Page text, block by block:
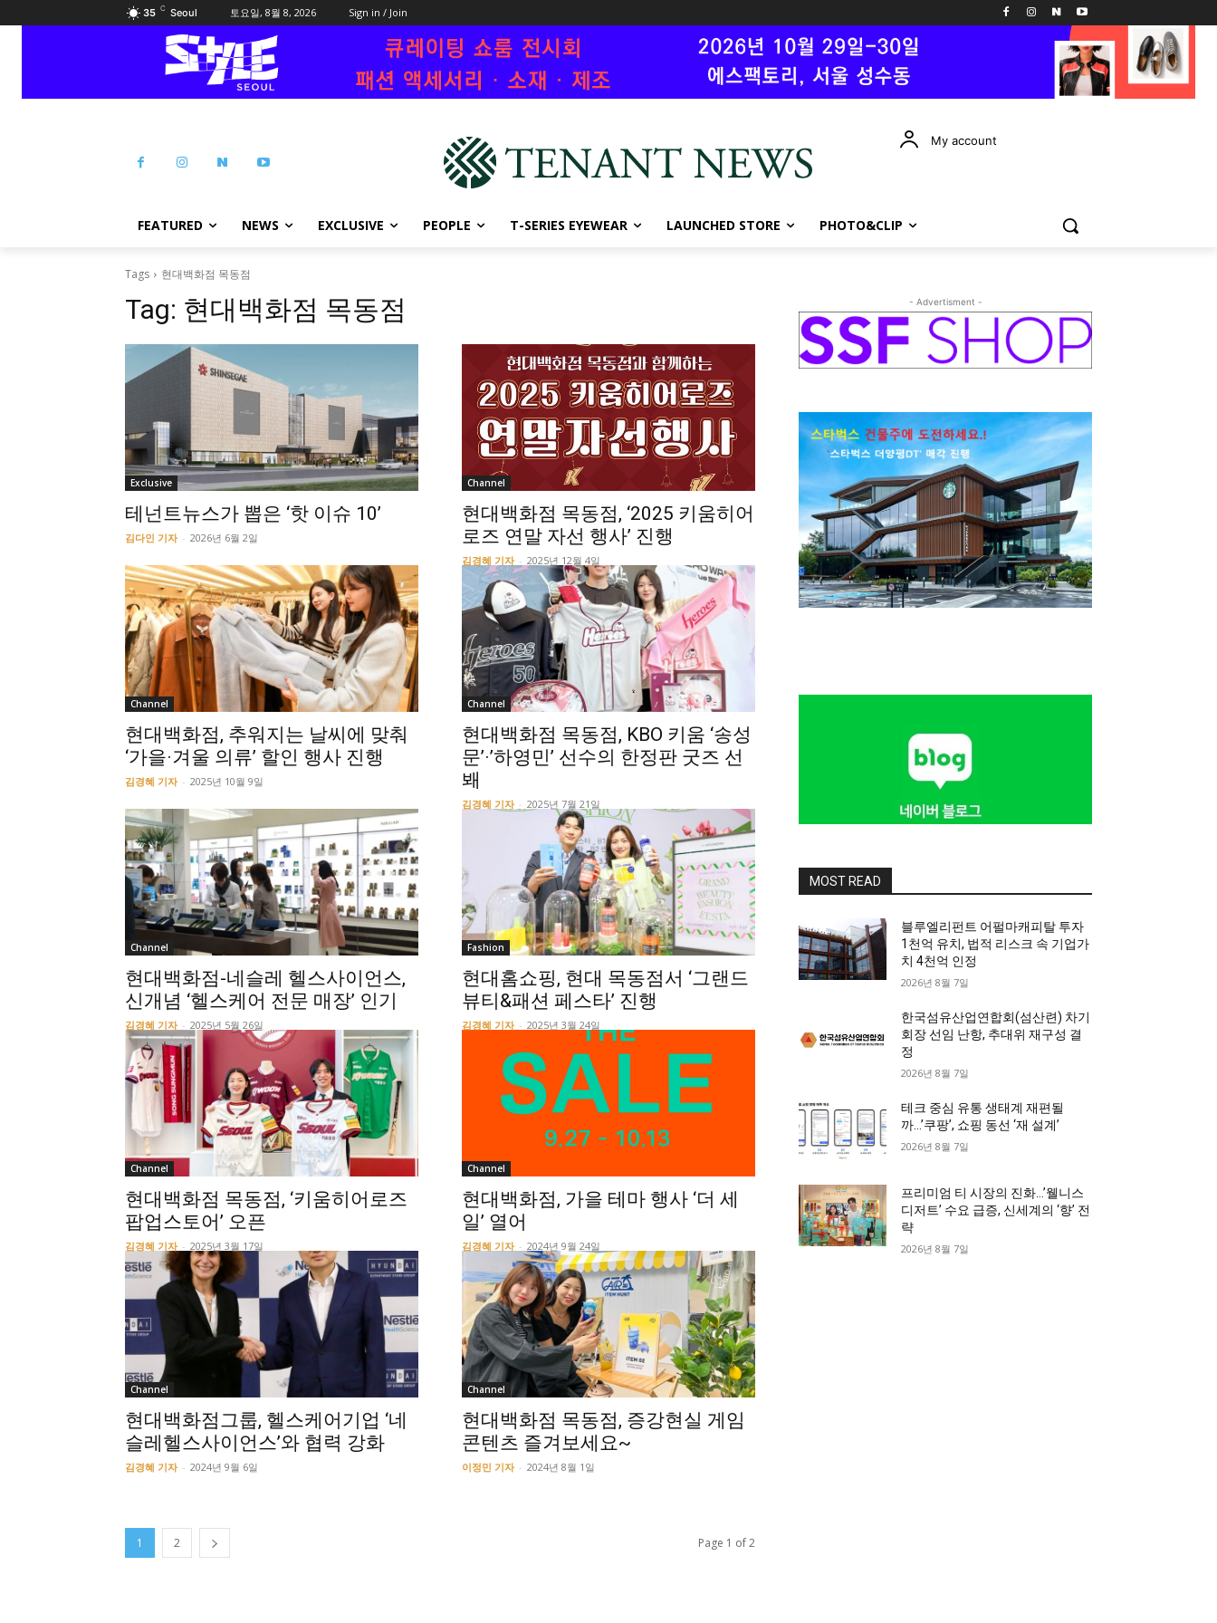
35 C Seoul 토요일, 8월 8, 2026 Sign in / Join
My account
FEATURED NEWS EXCLUSIVE PEOPLE T-SERIES EYEWEAR LAUNCHED STORE PHOTO&CLIP
Tags 현대백화점 목동점
Tag: 현대백화점 목동점
Exclusive
테넌트뉴스가 뽑은 ‘핫 이슈 10’
김다인 기자 - 2026년 6월 2일
Channel
현대백화점 목동점, ‘2025 키움히어
로즈 연말 자선 행사’ 진행
김경혜 기자 - 2025년 12월 4일
Channel
현대백화점, 추워지는 날씨에 맞춰
‘가을·겨울 의류’ 할인 행사 진행
김경혜 기자 - 2025년 10월 9일
Channel
현대백화점 목동점, KBO 키움 ‘송성
문’·’하영민’ 선수의 한정판 굿즈 선
봬
김경혜 기자 - 2025년 7월 21일
Channel
현대백화점-네슬레 헬스사이언스,
신개념 ‘헬스케어 전문 매장’ 인기
김경혜 기자 - 2025년 5월 26일
Fashion
현대홈쇼핑, 현대 목동점서 ‘그랜드
뷰티&패션 페스타’ 진행
김경혜 기자 - 2025년 3월 24일
Channel
현대백화점 목동점, ‘키움히어로즈
팝업스토어’ 오픈
김경혜 기자 - 2025년 3월 17일
Channel
현대백화점, 가을 테마 행사 ‘더 세
일’ 열어
김경혜 기자 - 2024년 9월 24일
Channel
현대백화점그룹, 헬스케어기업 ‘네
슬레헬스사이언스’와 협력 강화
김경혜 기자 - 2024년 9월 6일
Channel
현대백화점 목동점, 증강현실 게임
콘텐츠 즐겨보세요~
이정민 기자 - 2024년 8월 1일
1 2 Page 1 of 2
- Advertisment -
MOST READ
블루엘리펀트 어펄마캐피탈 투자
1천억 유치, 법적 리스크 속 기업가
치 4천억 인정
2026년 8월 7일
한국섬유산업연합회(섬산련) 차기
회장 선임 난항, 추대위 재구성 결
정
2026년 8월 7일
테크 중심 유통 생태계 재편될
까…’쿠팡’, 쇼핑 동선 ‘재 설계’
2026년 8월 7일
프리미엄 티 시장의 진화…’웰니스
디저트’ 수요 급증, 신세계의 ‘향’ 전
략
2026년 8월 7일